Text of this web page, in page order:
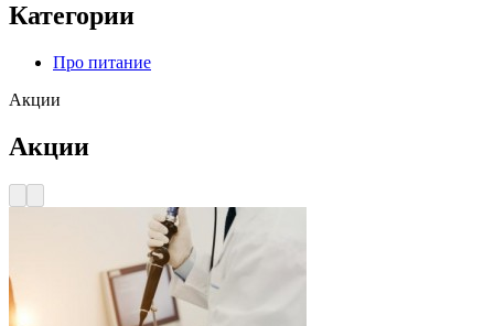
Категории
Про питание
Акции
Акции